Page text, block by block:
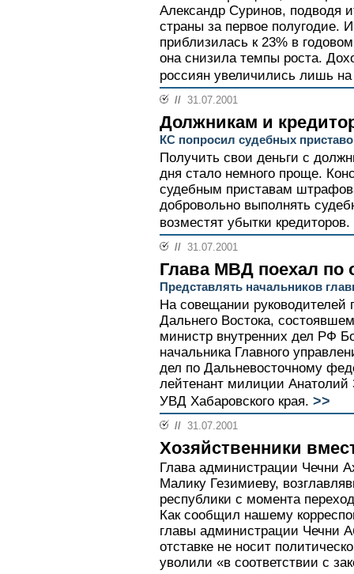
Александр Суринов, подводя
страны за первое полугодие.
приблизилась к 23% в
она снизила темпы роста.
россиян увеличились лишь
// 31.07.2001
Должникам и
КС попросил судебных
Получить свои деньги с
дня стало немного проще.
судебным приставам
добровольно выполнять
возместят убытки кредиторов.
// 31.07.2001
Глава МВД поехал по
Представлять начальников
На совещании руководителей
Дальнего Востока,
министр внутренних дел РФ
начальника Главного
дел по Дальневосточному
лейтенант милиции Анатолий
УВД Хабаровского края. >>
// 31.07.2001
Хозяйственники
Глава администрации Чечни
Малику Гезимиеву,
республики с момента
Как сообщил нашему
главы администрации Чечни
отставке не носит
уволили «в соответствии с